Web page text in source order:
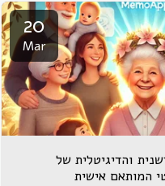
20
Mar
והדיגיטלית של
המותאם אישית